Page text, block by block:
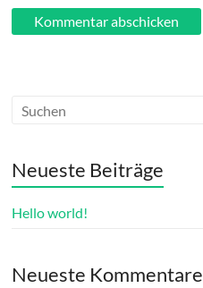
Neueste Beiträge
Hello world!
Neueste Kommentare